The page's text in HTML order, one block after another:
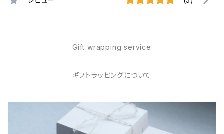
Gift wrapping service
ギフトラッピングについて